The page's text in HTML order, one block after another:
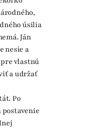
úsilia
Ján
nesie a
vlastnú
a udržať
Po